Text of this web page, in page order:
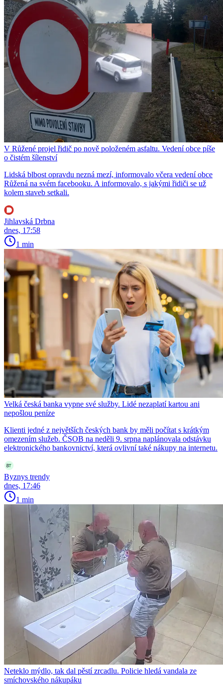
V Růžené projel řidič po nově položeném asfaltu. Vedení obce píše
o čistém šílenství
Lidská blbost opravdu nezná mezí, informovalo včera vedení obce
Růžená na svém facebooku. A informovalo, s jakými řidiči se už
kolem staveb setkali.
Jihlavská Drbna
dnes, 17:58
1 min
Velká česká banka vypne své služby. Lidé nezaplatí kartou ani
nepošlou peníze
Klienti jedné z největších českých bank by měli počítat s krátkým
omezením služeb. ČSOB na neděli 9. srpna naplánovala odstávku
elektronického bankovnictví, která ovlivní také nákupy na internetu.
Byznys trendy
dnes, 17:46
1 min
Neteklo mýdlo, tak dal pěstí zrcadlu. Policie hledá vandala ze
smíchovského nákupáku